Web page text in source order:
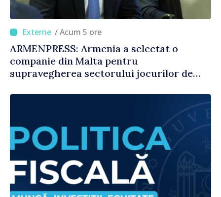
/ Acum 5 ore
ARMENPRESS: Armenia a selectat o
companie din Malta pentru
supravegherea sectorului jocurilor de